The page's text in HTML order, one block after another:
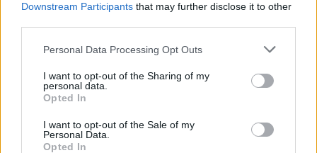
Downstream Participants that may further disclose it to other
Please note that this website/app uses one or more Google
not limited to your visit or usage behaviour. You may click to
grant or deny consent to Google and its third-party tags to
use your data for below specified purposes in below Google
consent section.
Personal Data Processing Opt Outs
I want to opt-out of the Sharing of my
personal data.
Opted In
I want to opt-out of the Sale of my
Personal Data.
Opted In
Követem
VÖLGYESI GABI SÁNTA LACI